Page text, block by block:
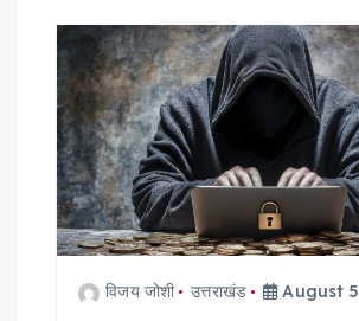
विजय जोशी उत्तराखंड August